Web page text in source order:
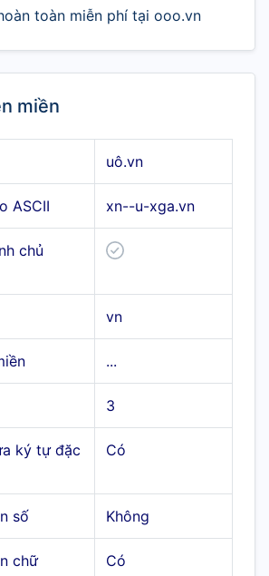
toàn miễn phí tại ooo.vn
miền
uô.vn
ASCII xn--u-xga.vn
chủ
vn
...
3
ký tự đặc
Có
số Không
chữ Có